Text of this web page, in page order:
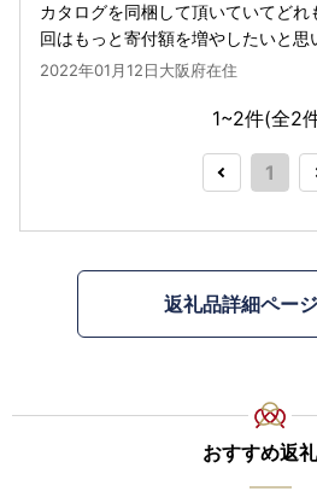
カタログを同梱して頂いていてど
回はもっと寄付額を増やしたいと思
2022年01月12日大阪府在住
1~2件(全2
1
返礼品詳細ペー
おすすめ返